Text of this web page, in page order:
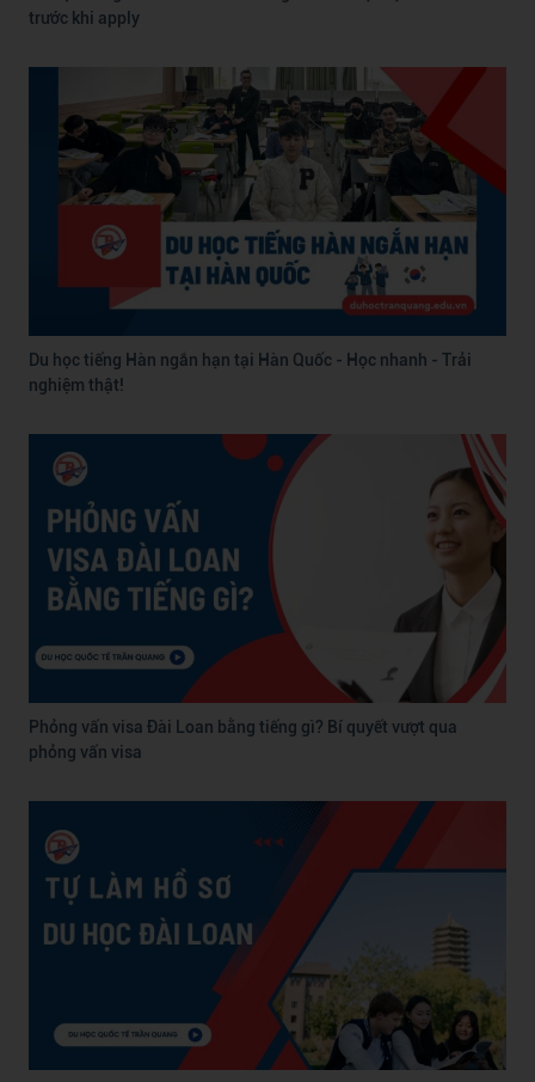
trước khi apply
Du học tiếng Hàn ngắn hạn tại Hàn Quốc - Học nhanh - Trải
nghiệm thật!
Phỏng vấn visa Đài Loan bằng tiếng gì? Bí quyết vượt qua
phỏng vấn visa